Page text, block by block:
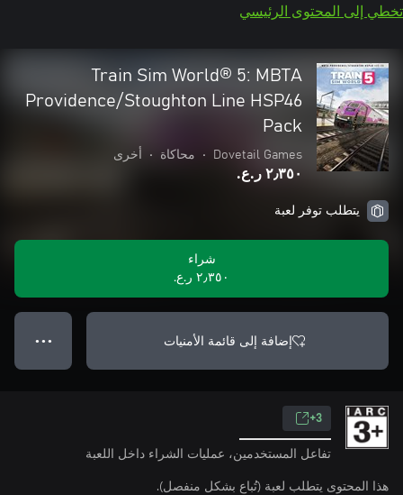
تخطي إلى المحتوى الرئيسي
Train Sim World® 5: MBTA
Providence/Stoughton Line HSP46
Pack
Dovetail Games
• محاكاة • أخرى
٢٫٣٥٠ ر.ع.‏
يتطلب توفر لعبة
شراء
٢٫٣٥٠ ر.ع.‏
إضافة إلى قائمة الأمنيات ● ● ●
3+
تفاعل المستخدمين، عمليات الشراء داخل اللعبة
هذا المحتوى يتطلب لعبة (تُباع بشكل منفصل).